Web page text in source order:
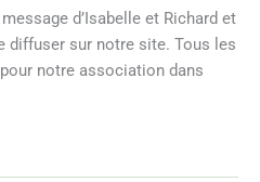
d’Isabelle et Richard et
diffuser sur notre site. Tous les
notre association dans